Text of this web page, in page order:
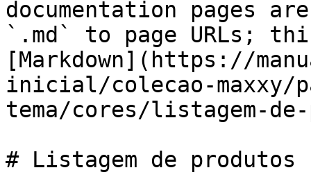
documentation pages
`.md` to page URLs;
[Markdown](https://
inicial/colecao-maxxy/
tema/cores/listagem-
# Listagem de produtos